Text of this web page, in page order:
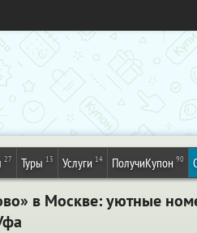
27 Туры 13 Услуги 14 ПолучиКупон 90
в Москве: уютные